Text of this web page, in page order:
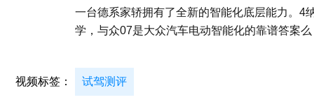
一台德系家轿拥有了全新的智能化底层能力。4
学，与众07是大众汽车电动智能化的靠谱答案么
视频标签： 试驾测评